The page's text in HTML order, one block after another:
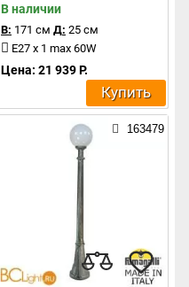
В наличии
В: 171 см Д: 25 см
E27 x 1 max 60W
Цена: 21 939 Р.
Купить
163479